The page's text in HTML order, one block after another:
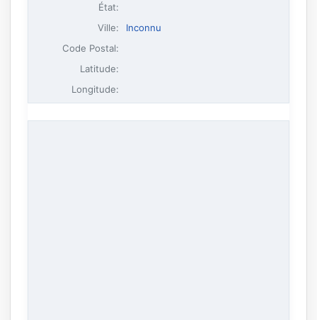
État:
Ville:
Inconnu
Code Postal:
Latitude:
Longitude: